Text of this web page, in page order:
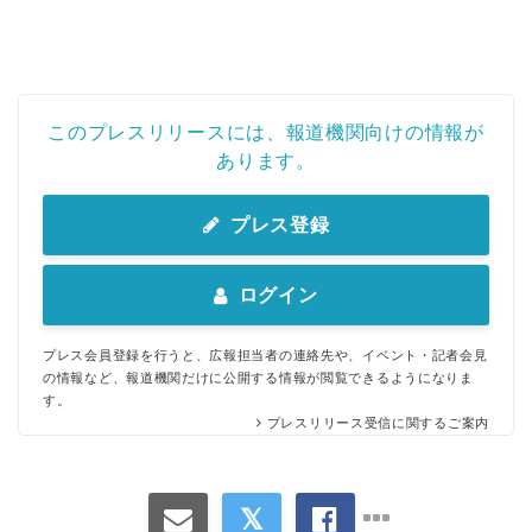
このプレスリリースには、報道機関向けの情報が
あります。
プレス登録
ログイン
プレス会員登録を行うと、広報担当者の連絡先や、イベント・記者会見
の情報など、報道機関だけに公開する情報が閲覧できるようになりま
す。
プレスリリース受信に関するご案内